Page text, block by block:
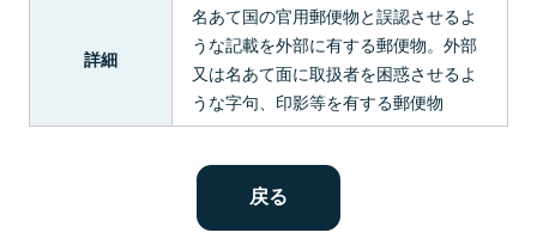
詳細
名あて国の官用郵便物と誤認させるよ
うな記載を外部に有する郵便物。外部
又は名あて面に取扱者を困惑させるよ
うな字句、印影等を有する郵便物